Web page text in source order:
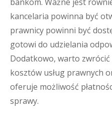
kancelaria powinna być
prawnicy powinni być
gotowi do udzielania
Dodatkowo, warto
kosztów usług prawnych
oferuje możliwość
sprawy.